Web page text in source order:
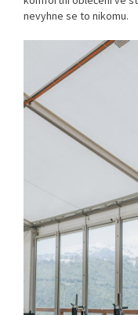
nevyhne se to nikomu.